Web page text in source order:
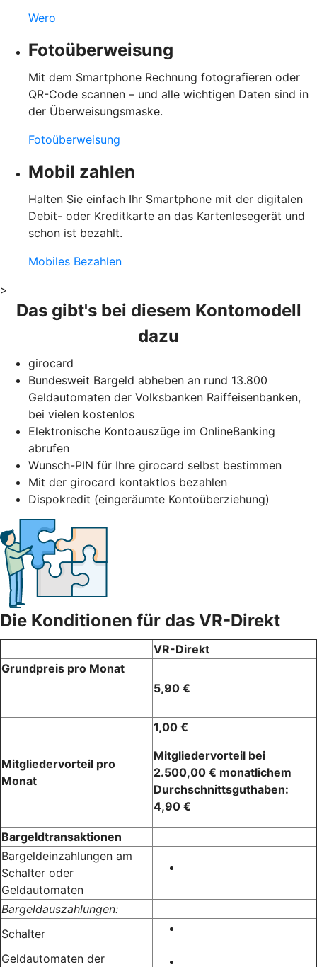
Wero
Fotoüberweisung
Mit dem Smartphone Rechnung fotografieren oder
QR-Code scannen – und alle wichtigen Daten sind in
der Überweisungsmaske.
Fotoüberweisung
Mobil zahlen
Halten Sie einfach Ihr Smartphone mit der digitalen
Debit- oder Kreditkarte an das Kartenlesegerät und
schon ist bezahlt.
Mobiles Bezahlen
>
Das gibt's bei diesem Kontomodell
dazu
girocard
Bundesweit Bargeld abheben an rund 13.800
Geldautomaten der Volksbanken Raiffeisenbanken,
bei vielen kostenlos
Elektronische Kontoauszüge im OnlineBanking
abrufen
Wunsch-PIN für Ihre girocard selbst bestimmen
Mit der girocard kontaktlos bezahlen
Dispokredit (eingeräumte Kontoüberziehung)
Die Konditionen für das VR-Direkt
VR-Direkt
Grundpreis pro Monat
5,90 €
Mitgliedervorteil pro
Monat
1,00 €
Mitgliedervorteil bei
2.500,00 € monatlichem
Durchschnittsguthaben:
4,90 €
Bargeldtransaktionen
Bargeldeinzahlungen am
Schalter oder
Geldautomaten
Bargeldauszahlungen:
Schalter
Geldautomaten der